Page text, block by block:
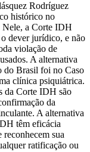
Rodríguez
histórico no
Nele, a Corte IDH
dever jurídico, e não
violação de
A alternativa
do Brasil foi no Caso
clínica psiquiátrica.
da Corte IDH são
da
A alternativa
têm eficácia
reconhecem sua
ratificação ou